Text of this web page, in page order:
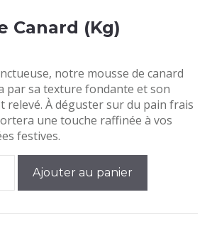
Canard (Kg)
notre mousse de canard
par sa texture fondante et son
relevé. À déguster sur du pain frais
une touche raffinée à vos
festives.
quantité
de
Mousse
Ajouter au panier